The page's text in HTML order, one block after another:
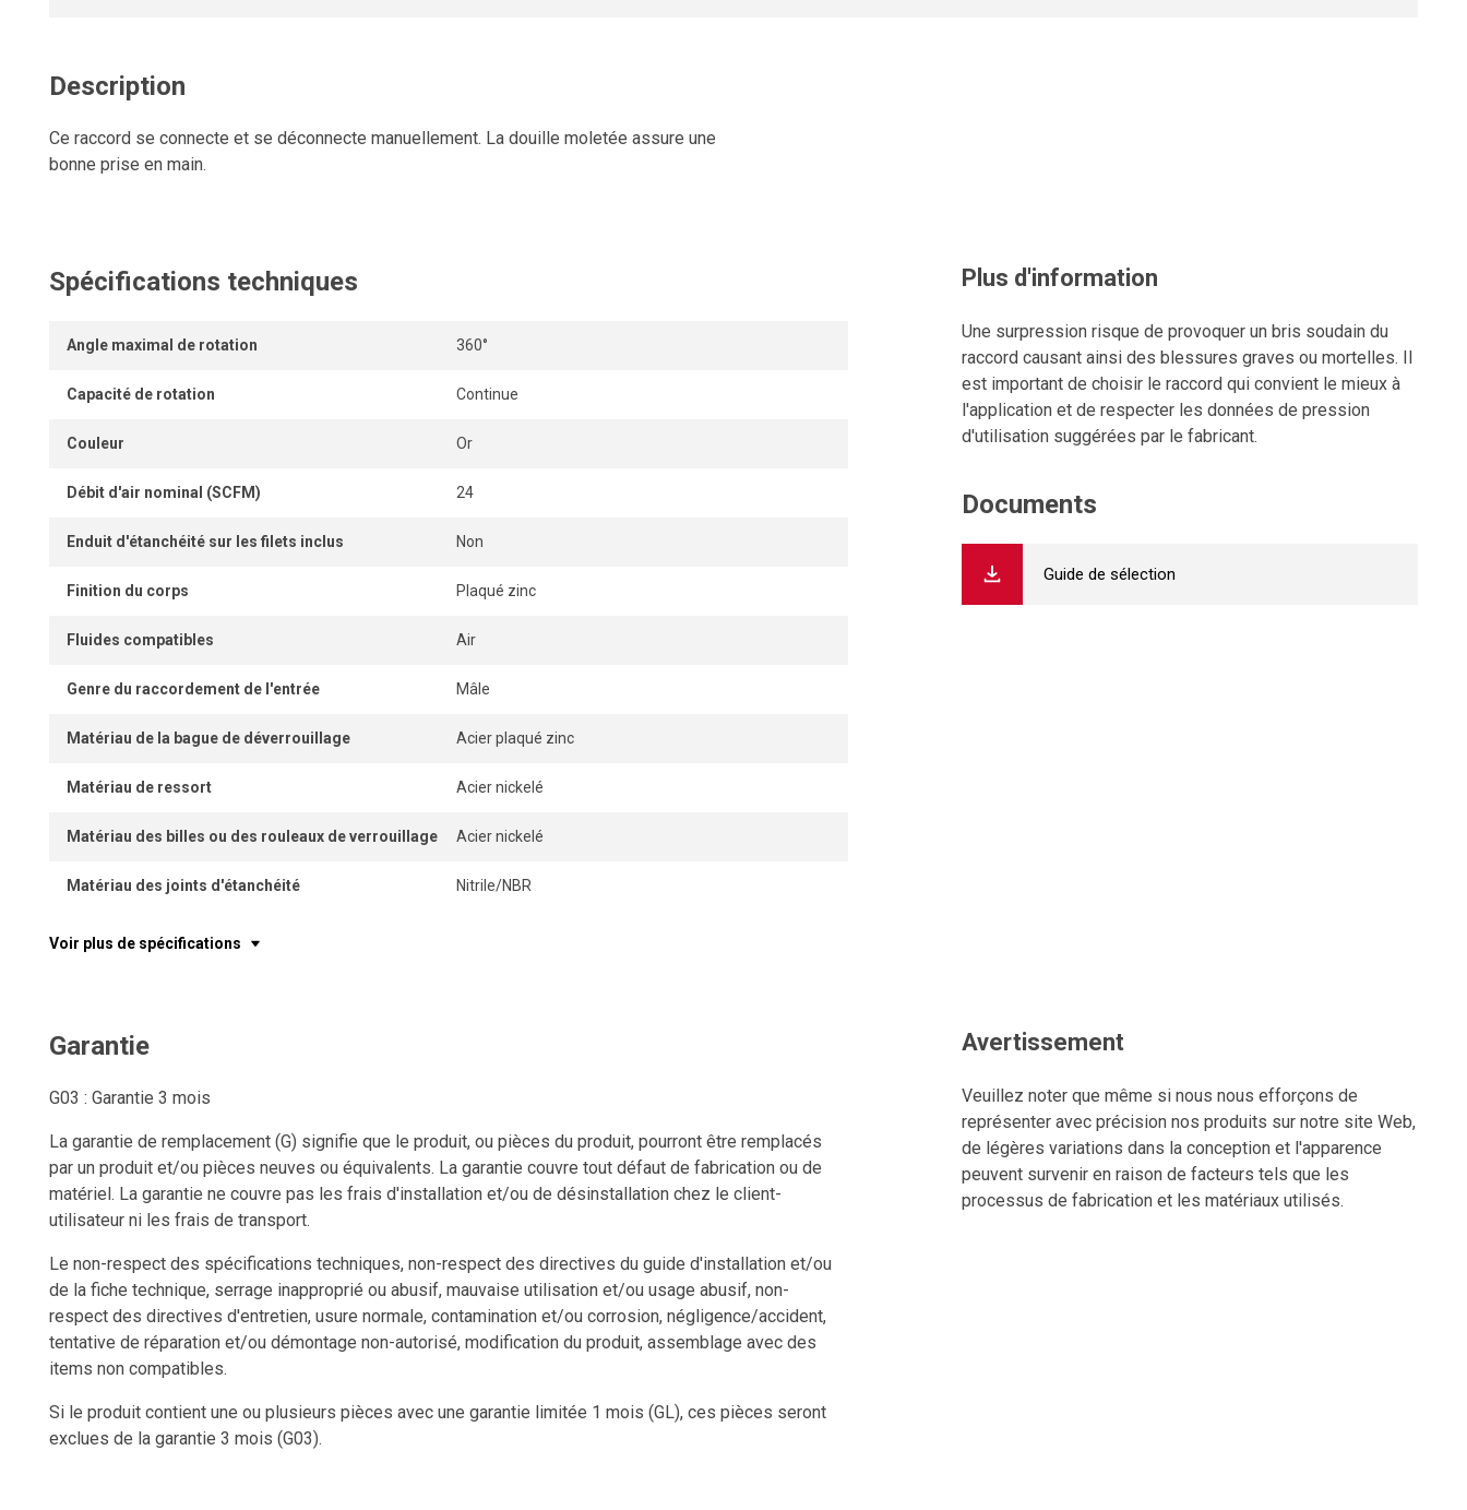
Description
Ce raccord se connecte et se déconnecte manuellement. La douille moletée assure une
bonne prise en main.
Spécifications techniques
Angle maximal de rotation 360°
Capacité de rotation Continue
Couleur Or
Débit d'air nominal (SCFM) 24
Enduit d'étanchéité sur les filets inclus Non
Finition du corps Plaqué zinc
Fluides compatibles Air
Genre du raccordement de l'entrée Mâle
Matériau de la bague de déverrouillage Acier plaqué zinc
Matériau de ressort Acier nickelé
Matériau des billes ou des rouleaux de verrouillage Acier nickelé
Matériau des joints d'étanchéité Nitrile/NBR
Voir plus de spécifications
Plus d'information
Une surpression risque de provoquer un bris soudain du
raccord causant ainsi des blessures graves ou mortelles. Il
est important de choisir le raccord qui convient le mieux à
l'application et de respecter les données de pression
d'utilisation suggérées par le fabricant.
Documents
Guide de sélection
Garantie
G03 : Garantie 3 mois
La garantie de remplacement (G) signifie que le produit, ou pièces du produit, pourront être remplacés
par un produit et/ou pièces neuves ou équivalents. La garantie couvre tout défaut de fabrication ou de
matériel. La garantie ne couvre pas les frais d'installation et/ou de désinstallation chez le client-
utilisateur ni les frais de transport.
Le non-respect des spécifications techniques, non-respect des directives du guide d'installation et/ou
de la fiche technique, serrage inapproprié ou abusif, mauvaise utilisation et/ou usage abusif, non-
respect des directives d'entretien, usure normale, contamination et/ou corrosion, négligence/accident,
tentative de réparation et/ou démontage non-autorisé, modification du produit, assemblage avec des
items non compatibles.
Si le produit contient une ou plusieurs pièces avec une garantie limitée 1 mois (GL), ces pièces seront
exclues de la garantie 3 mois (G03).
Avertissement
Veuillez noter que même si nous nous efforçons de
représenter avec précision nos produits sur notre site Web,
de légères variations dans la conception et l'apparence
peuvent survenir en raison de facteurs tels que les
processus de fabrication et les matériaux utilisés.